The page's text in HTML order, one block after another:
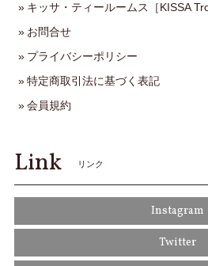
キッサ・ティールームス［KISSA
お問合せ
プライバシーポリシー
特定商取引法に基づく表記
会員規約
Link リンク
Instagram
Twitter